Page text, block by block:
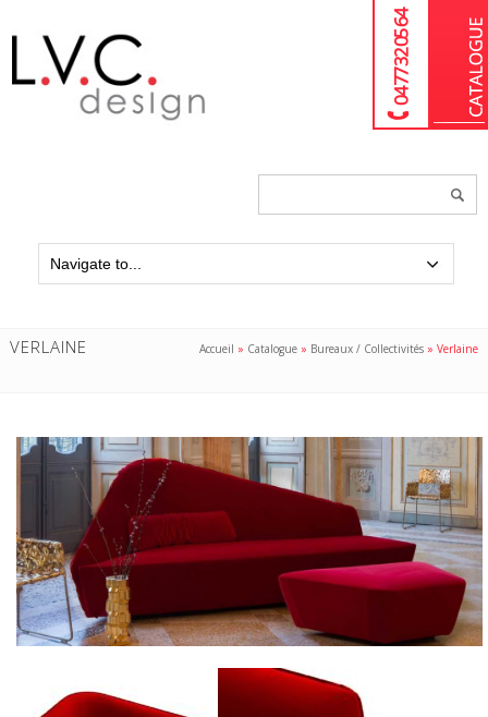
04 77 32 05 64
VERLAINE Accueil » Catalogue » Bureaux / Collectivités »Verlaine